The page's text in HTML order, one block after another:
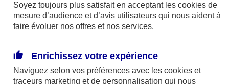
AXA France IARD et AXA France Vie sont
mandataires exclusifs en opérations de
246 et n°13 005 764 (consultable
surwww.orias.fr)
Soyez toujours plus satisfait en acceptant les cookies de
mesure d’audience et d’avis utilisateurs qui nous aident à
faire évoluer nos offres et nos services.
Enrichissez votre expérience
Naviguez selon vos préférences avec les cookies et
traceurs marketing et de personnalisation qui nous